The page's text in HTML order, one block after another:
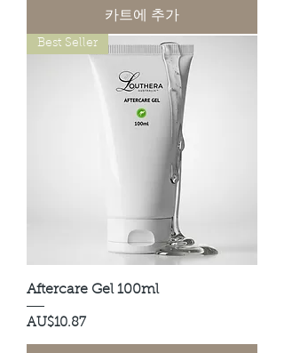
카트에 추가
Best Seller
Aftercare Gel 100ml
가격
AU$10.87